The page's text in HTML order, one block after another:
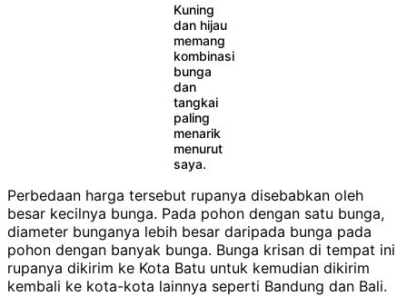
Kuning
dan hijau
memang
kombinasi
bunga
dan
tangkai
paling
menarik
menurut
saya.
Perbedaan harga tersebut rupanya disebabkan oleh
besar kecilnya bunga. Pada pohon dengan satu bunga,
diameter bunganya lebih besar daripada bunga pada
pohon dengan banyak bunga. Bunga krisan di tempat ini
rupanya dikirim ke Kota Batu untuk kemudian dikirim
kembali ke kota-kota lainnya seperti Bandung dan Bali.